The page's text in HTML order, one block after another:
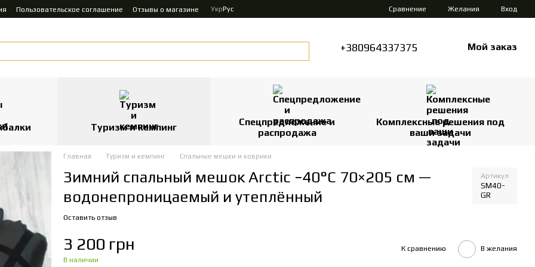
Пользовательское соглашение Отзывы о магазине УкрРус Сравнение Желания Вход
+380964337375 Мой заказ
Туризм и кемпинг
Спецпредложение и
распродажа
Комплексные решения под
ваши задачи
Главная Туризм и кемпинг Спальные мешки и коврики
Зимний спальный мешок Arctic −40°C 70×205 см —
водонепроницаемый и утеплённый
Артикул
SM40-
GR
Оставить отзыв
3 200 грн
В наличии
К сравнению В желания